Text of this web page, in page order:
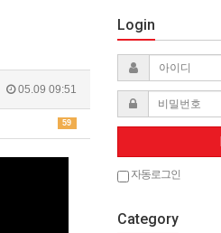
05.09 09:51
59
Login
자동로그인
Category